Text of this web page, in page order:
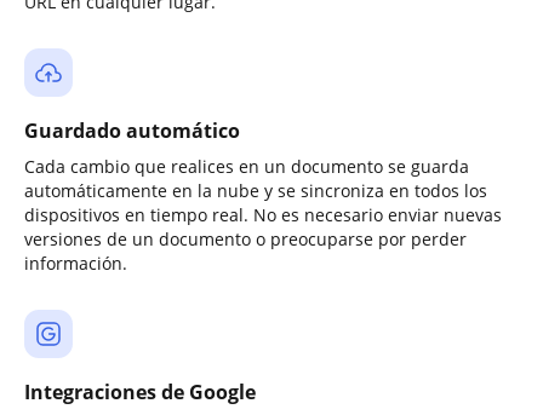
Guardado automático
Cada cambio que realices en un documento se guarda
automáticamente en la nube y se sincroniza en todos los
dispositivos en tiempo real. No es necesario enviar nuevas
versiones de un documento o preocuparse por perder
información.
Integraciones de Google